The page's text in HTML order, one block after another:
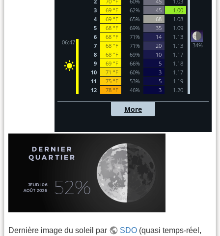
Dernière image du soleil par SDO (quasi temps-réel,